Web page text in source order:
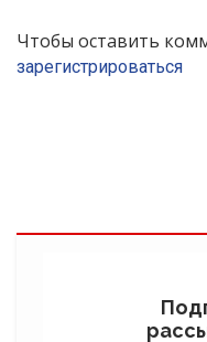
Чтобы оставить
зарегистрироваться